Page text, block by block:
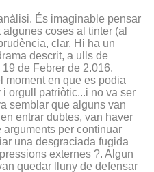
És imaginable pensar
coses al tinter (al
clar. Hi ha un
descrit, a ulls de
de Febrer de 2.016.
moment en que es podia
orgull patriòtic...i no va ser
semblar que alguns van
entrar dubtes, van haver
per continuar
una desgraciada fugida
externes ?. Algun
quedar lluny de defensar